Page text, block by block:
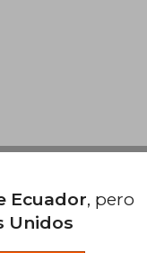
Pago
Ecuador, pero
Unidos